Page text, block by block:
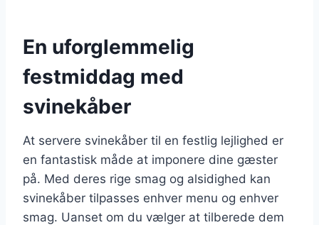
En uforglemmelig
festmiddag med
svinekåber
At servere svinekåber til en festlig lejlighed er
en fantastisk måde at imponere dine gæster
på. Med deres rige smag og alsidighed kan
svinekåber tilpasses enhver menu og enhver
smag. Uanset om du vælger at tilberede dem